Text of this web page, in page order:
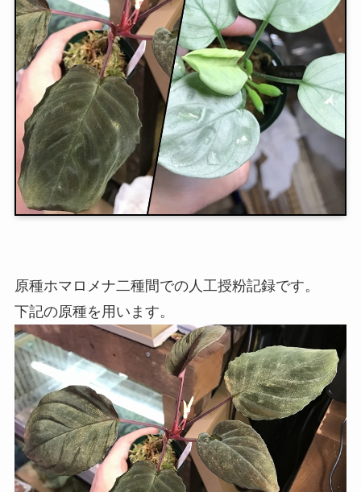
原種ホマロメナ二種間での人工授粉記録です。
下記の原種を用います。